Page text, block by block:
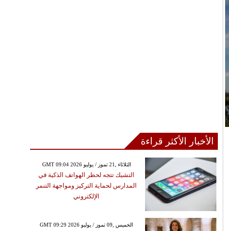
الأخبار الأكثر قراءة
GMT 09:04 2026 الثلاثاء ,21 تموز / يوليو
التشيك تتجه لحظر الهواتف الذكية في
المدارس لحماية التركيز ومواجهة التنمر
الإلكتروني
GMT 09:29 2026 الخميس ,09 تموز / يوليو